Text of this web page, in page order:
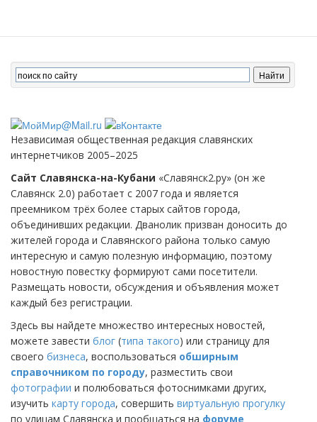
Независимая общественная редакция славянских
интернетчиков 2005–2025
Сайт Славянска-на-Кубани «Славянск2.ру» (он же
Славянск 2.0) работает с 2007 года и является
преемником трёх более старых сайтов города,
объединивших редакции. Дванолик призван доносить до
жителей города и Славянского района только самую
интересную и самую полезную информацию, поэтому
новостную повестку формируют сами посетители.
Размещать новости, обсуждения и объявления может
каждый без регистрации.
Здесь вы найдете множество интересных новостей,
можете завести блог (типа такого) или страницу для
своего бизнеса, воспользоваться обширным
справочником по городу, разместить свои
фотографии и полюбоваться фотоснимками других,
изучить карту города, совершить виртуальную прогулку
по улицам Славянска и пообщаться на форуме